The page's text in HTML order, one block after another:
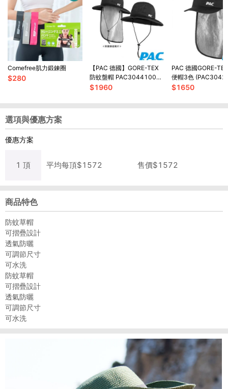
Comefree肌力鍛鍊圈
$280
【PAC 德國】GORE-TEX
防蚊盤帽 PAC30441001
黑/防蚊/抗UV/透氣/防水/透
$1960
PAC 德國GORE-
便帽3色
防蚊/抗UV/透氣/防
$1650
選項與優惠方案
優惠方案
1 頂 平均每頂$1572 售價$1572
商品特色
防蚊草帽
可摺疊設計
透氣防曬
可調節尺寸
可水洗
防蚊草帽
可摺疊設計
透氣防曬
可調節尺寸
可水洗